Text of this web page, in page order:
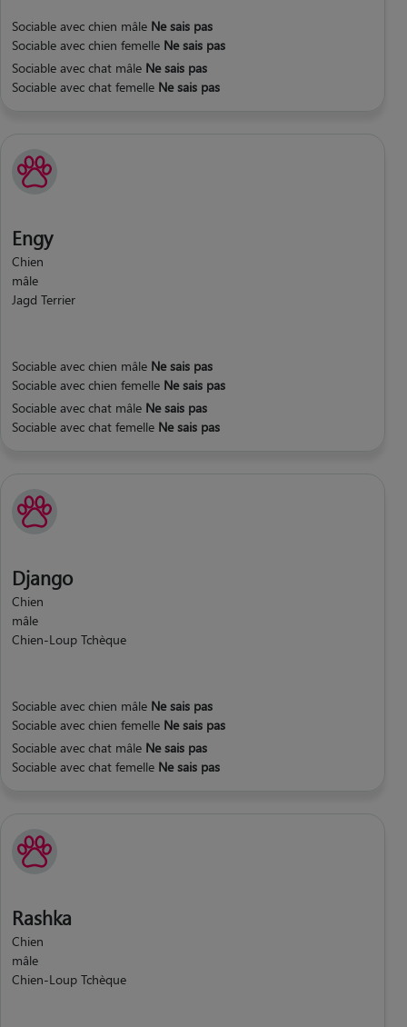
Sociable avec chien mâle Ne sais pas
Sociable avec chien femelle Ne sais pas
Sociable avec chat mâle Ne sais pas
Sociable avec chat femelle Ne sais pas
Engy
Chien
mâle
Jagd Terrier
Sociable avec chien mâle Ne sais pas
Sociable avec chien femelle Ne sais pas
Sociable avec chat mâle Ne sais pas
Sociable avec chat femelle Ne sais pas
Django
Chien
mâle
Chien-Loup Tchèque
Sociable avec chien mâle Ne sais pas
Sociable avec chien femelle Ne sais pas
Sociable avec chat mâle Ne sais pas
Sociable avec chat femelle Ne sais pas
Rashka
Chien
mâle
Chien-Loup Tchèque